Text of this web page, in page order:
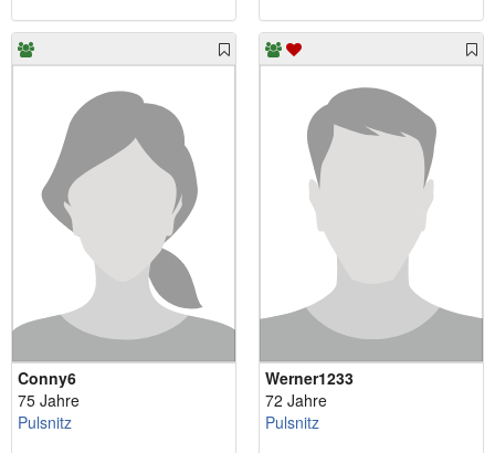
Conny6
75 Jahre
Pulsnitz
Werner1233
72 Jahre
Pulsnitz